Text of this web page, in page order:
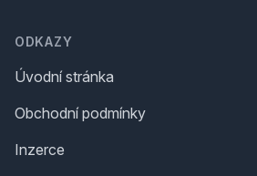
ODKAZY
Úvodní stránka
Obchodní podmínky
Inzerce